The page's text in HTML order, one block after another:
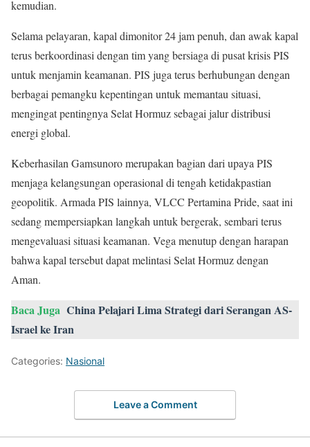
kemudian.
Selama pelayaran, kapal dimonitor 24 jam penuh, dan awak kapal
terus berkoordinasi dengan tim yang bersiaga di pusat krisis PIS
untuk menjamin keamanan. PIS juga terus berhubungan dengan
berbagai pemangku kepentingan untuk memantau situasi,
mengingat pentingnya Selat Hormuz sebagai jalur distribusi
energi global.
Keberhasilan Gamsunoro merupakan bagian dari upaya PIS
menjaga kelangsungan operasional di tengah ketidakpastian
geopolitik. Armada PIS lainnya, VLCC Pertamina Pride, saat ini
sedang mempersiapkan langkah untuk bergerak, sembari terus
mengevaluasi situasi keamanan. Vega menutup dengan harapan
bahwa kapal tersebut dapat melintasi Selat Hormuz dengan
Aman.
Baca Juga China Pelajari Lima Strategi dari Serangan AS-
Israel ke Iran
Categories: Nasional
Leave a Comment